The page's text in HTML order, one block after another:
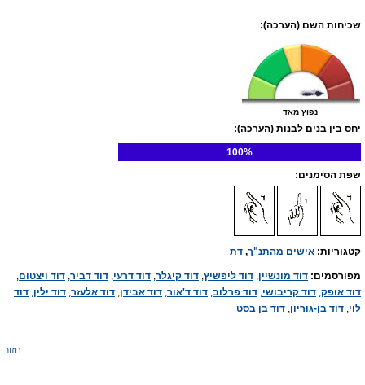
שכיחות השם (הערכה):
נפוץ מאד
יחס בין בנים לבנות (הערכה):
100%
שפת הסימנים:
קטגוריות: אישים מהתנ"ך, דת
מפורסמים: דוד מונשיין, דוד ליפשיץ, דוד קיגלר, דוד דרעי, דוד דביר, דוד ויצטום,
דוד אופק, דוד קריבושי, דוד פרלוב, דוד ד'אור, דוד אבידן, דוד אלעזר, דוד ילין, דוד
לוי, דוד בן-גוריון, דוד בן בסט
חזור